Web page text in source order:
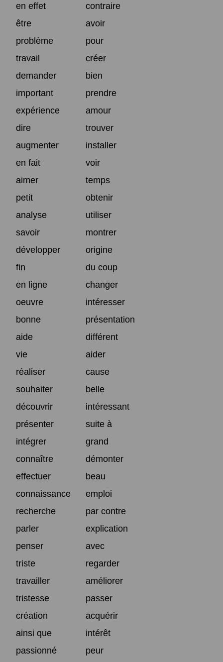
en effet
contraire
être
avoir
problème
pour
travail
créer
demander
bien
important
prendre
expérience
amour
dire
trouver
augmenter
installer
en fait
voir
aimer
temps
petit
obtenir
analyse
utiliser
savoir
montrer
développer
origine
fin
du coup
en ligne
changer
oeuvre
intéresser
bonne
présentation
aide
différent
vie
aider
réaliser
cause
souhaiter
belle
découvrir
intéressant
présenter
suite à
intégrer
grand
connaître
démonter
effectuer
beau
connaissance
emploi
recherche
par contre
parler
explication
penser
avec
triste
regarder
travailler
améliorer
tristesse
passer
création
acquérir
ainsi que
intérêt
passionné
peur